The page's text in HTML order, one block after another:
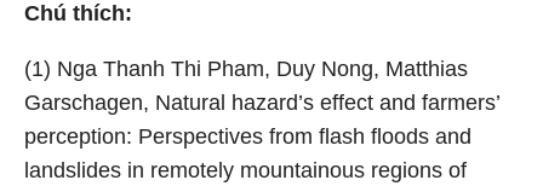
Chú thích:
(1) Nga Thanh Thi Pham, Duy Nong, Matthias
Garschagen, Natural hazard’s effect and farmers’
perception: Perspectives from flash floods and
landslides in remotely mountainous regions of